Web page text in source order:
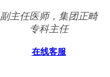
副主任医师，集团正畸
专科主任
在线客服